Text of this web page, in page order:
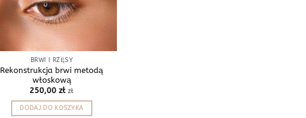
BRWI I RZĘSY
Rekonstrukcja brwi metodą
włoskową
250,00zł zł
DODAJ DO KOSZYKA